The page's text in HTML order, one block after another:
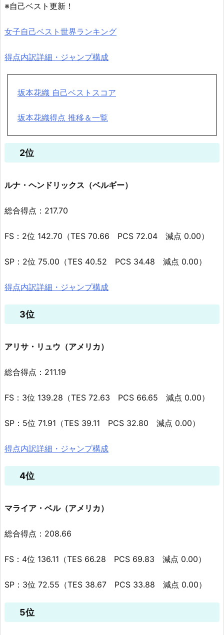
※自己ベスト更新！
女子自己ベスト世界ランキング
得点内訳詳細・ジャンプ構成
坂本花織 自己ベストスコア
坂本花織得点 推移＆一覧
2位
ルナ・ヘンドリックス（ベルギー）
総合得点：217.70
FS：2位 142.70（TES 70.66 PCS 72.04 減点 0.00）
SP：2位 75.00（TES 40.52 PCS 34.48 減点 0.00）
得点内訳詳細・ジャンプ構成
3位
アリサ・リュウ（アメリカ）
総合得点：211.19
FS：3位 139.28（TES 72.63 PCS 66.65 減点 0.00）
SP：5位 71.91（TES 39.11 PCS 32.80 減点 0.00）
得点内訳詳細・ジャンプ構成
4位
マライア・ベル（アメリカ）
総合得点：208.66
FS：4位 136.11（TES 66.28 PCS 69.83 減点 0.00）
SP：3位 72.55（TES 38.67 PCS 33.88 減点 0.00）
5位